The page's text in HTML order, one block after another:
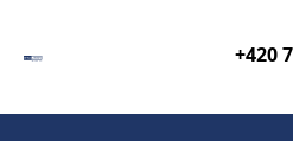
+420